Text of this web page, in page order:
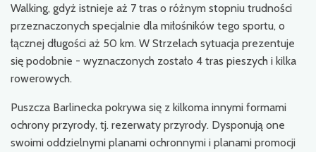
Walking, gdyż istnieje aż 7 tras o różnym stopniu trudności
przeznaczonych specjalnie dla miłośników tego sportu, o
łącznej długości aż 50 km. W Strzelach sytuacja prezentuje
się podobnie - wyznaczonych zostało 4 tras pieszych i kilka
rowerowych.
Puszcza Barlinecka pokrywa się z kilkoma innymi formami
ochrony przyrody, tj. rezerwaty przyrody. Dysponują one
swoimi oddzielnymi planami ochronnymi i planami promocji